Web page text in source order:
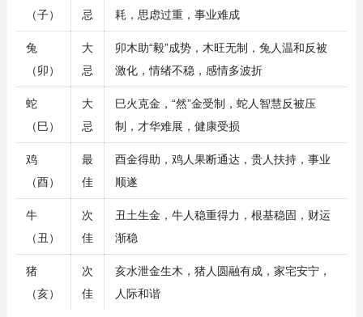
（子）
忌
耗，思虑过重，事业难成
兔
（卯）
大
忌
卯木助“毅”成势，木旺无制，兔人温和反被
激化，情绪不稳，感情多波折
蛇
（巳）
大
忌
巳火克金，“然”金受制，蛇人智慧反被压
制，才华难展，健康受损
鸡
（酉）
最
佳
酉金得助，鸡人果断通达，贵人扶持，事业
顺遂
牛
（丑）
次
佳
丑土生金，牛人稳重得力，根基稳固，财运
渐稳
猪
（亥）
次
佳
亥水泄金生木，猪人圆融有成，家宅安宁，
人际和谐